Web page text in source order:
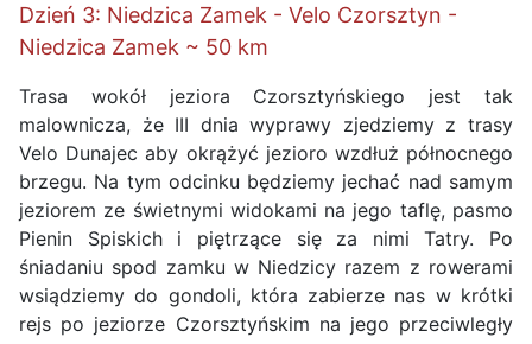
Dzień 3: Niedzica Zamek - Velo Czorsztyn -
Niedzica Zamek ~ 50 km
Trasa wokół jeziora Czorsztyńskiego jest tak
malownicza, że III dnia wyprawy zjedziemy z trasy
Velo Dunajec aby okrążyć jezioro wzdłuż północnego
brzegu. Na tym odcinku będziemy jechać nad samym
jeziorem ze świetnymi widokami na jego taflę, pasmo
Pienin Spiskich i piętrzące się za nimi Tatry. Po
śniadaniu spod zamku w Niedzicy razem z rowerami
wsiądziemy do gondoli, która zabierze nas w krótki
rejs po jeziorze Czorsztyńskim na jego przeciwległy